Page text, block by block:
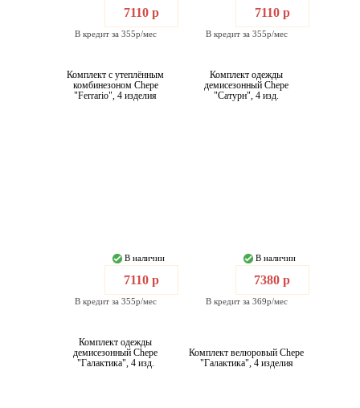
7110 р
В кредит за 355р/мес
7110 р
В кредит за 355р/мес
Комплект с утеплённым
комбинезоном Chepe
"Ferrario", 4 изделия
В наличии
7110 р
В кредит за 355р/мес
Комплект одежды
демисезонный Chepe
"Сатурн", 4 изд.
В наличии
7380 р
В кредит за 369р/мес
Комплект одежды
демисезонный Chepe
"Галактика", 4 изд.
Комплект велюровый Chepe
"Галактика", 4 изделия